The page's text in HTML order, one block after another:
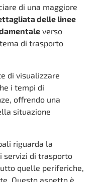
di una maggiore
delle linee
verso
di trasporto
di visualizzare
i tempi di
offrendo una
situazione
riguarda la
servizi di trasporto
quelle periferiche,
Questo aspetto è